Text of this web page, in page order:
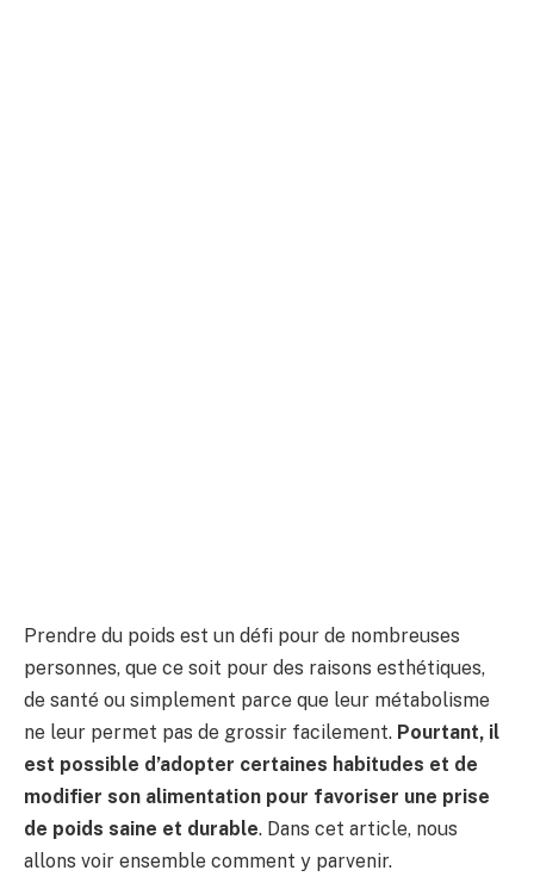
Prendre du poids est un défi pour de nombreuses
personnes, que ce soit pour des raisons esthétiques,
de santé ou simplement parce que leur métabolisme
ne leur permet pas de grossir facilement. Pourtant, il
est possible d’adopter certaines habitudes et de
modifier son alimentation pour favoriser une prise
de poids saine et durable. Dans cet article, nous
allons voir ensemble comment y parvenir.